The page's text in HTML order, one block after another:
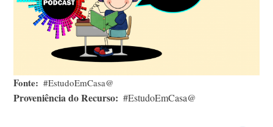
Fonte #EstudoEmCasa@
Proveniência do Recurso #EstudoEmCasa@